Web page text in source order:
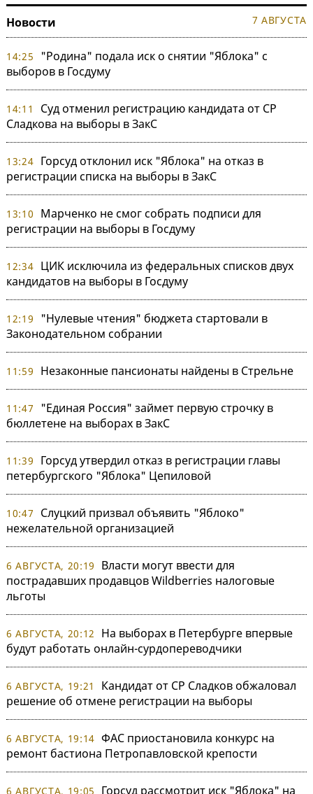
Новости 7 АВГУСТА
14:25
"Родина" подала иск о снятии "Яблока" с
выборов в Госдуму
14:11
Суд отменил регистрацию кандидата от СР
Сладкова на выборы в ЗакС
13:24 Горсуд отклонил иск "Яблока" на отказ в
регистрации списка на выборы в ЗакС
13:10
Марченко не смог собрать подписи для
регистрации на выборы в Госдуму
12:34 ЦИК исключила из федеральных списков двух
кандидатов на выборы в Госдуму
12:19
"Нулевые чтения" бюджета стартовали в
Законодательном собрании
11:59 Незаконные пансионаты найдены в Стрельне
11:47
"Единая Россия" займет первую строчку в
бюллетене на выборах в ЗакС
11:39
Горсуд утвердил отказ в регистрации главы
петербургского "Яблока" Цепиловой
10:47
Слуцкий призвал объявить "Яблоко"
нежелательной организацией
6 АВГУСТА, 20:19
Власти могут ввести для
пострадавших продавцов Wildberries налоговые
льготы
6 АВГУСТА, 20:12
На выборах в Петербурге впервые
будут работать онлайн-сурдопереводчики
6 АВГУСТА, 19:21
Кандидат от СР Сладков обжаловал
решение об отмене регистрации на выборы
6 АВГУСТА, 19:14 ФАС приостановила конкурс на
ремонт бастиона Петропавловской крепости
6 АВГУСТА, 19:05
Горсуд рассмотрит иск "Яблока" на